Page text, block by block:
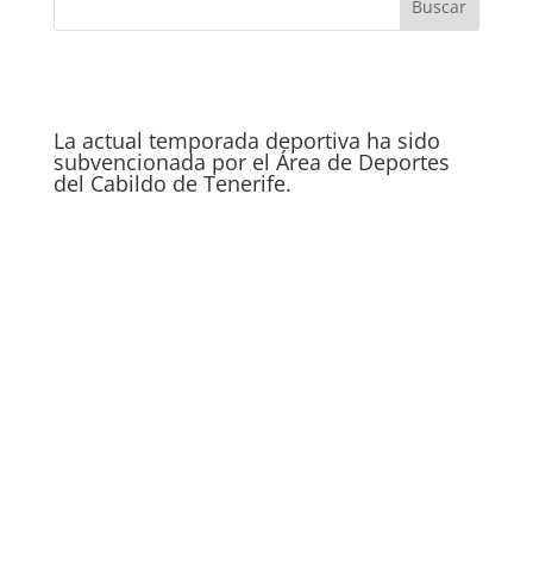
La actual temporada deportiva ha sido
subvencionada por el Área de Deportes
del Cabildo de Tenerife.